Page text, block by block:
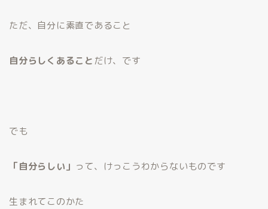
ただ、自分に素直であること
自分らしくあること だけ、です
でも
「自分らしい」 って、けっこうわからないものです
生まれてこのかた